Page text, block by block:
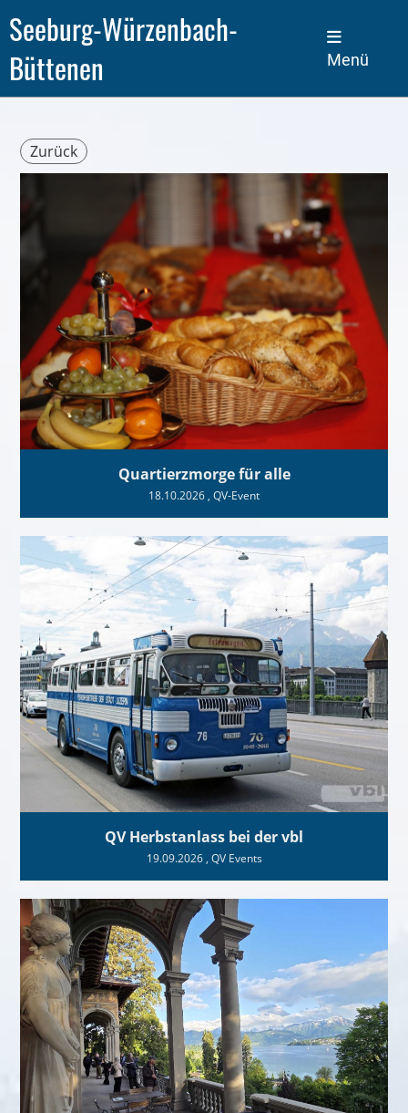
Seeburg-Würzenbach-
Büttenen
Menü
Zurück
Quartierzmorge für alle
18.10.2026 , QV-Event
QV Herbstanlass bei der vbl
19.09.2026, QV Events